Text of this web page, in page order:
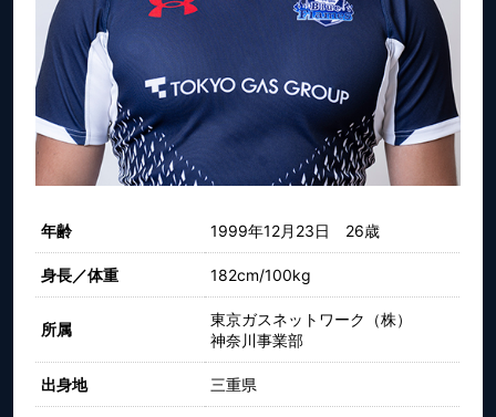
年齢 1999年12月23日 26歳
身長／体重 182cm/100kg
所属
東京ガスネットワーク（株）
神奈川事業部
出身地 三重県